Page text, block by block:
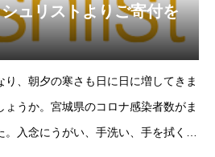
ュリストよりご寄付を
、朝夕の寒さも日に日に増してきま
ょうか。宮城県のコロナ感染者数がま
入念にうがい、手洗い、手を拭く。